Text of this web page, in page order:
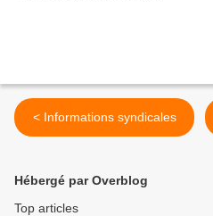
< Informations syndicales
Hébergé par Overblog
Top articles